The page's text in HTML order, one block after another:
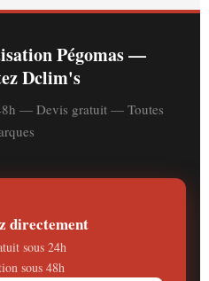
la Siagne, la vérification du
Pégomas —
Dclim's
— Devis gratuit — Toutes
directement
sous 24h
sous 48h